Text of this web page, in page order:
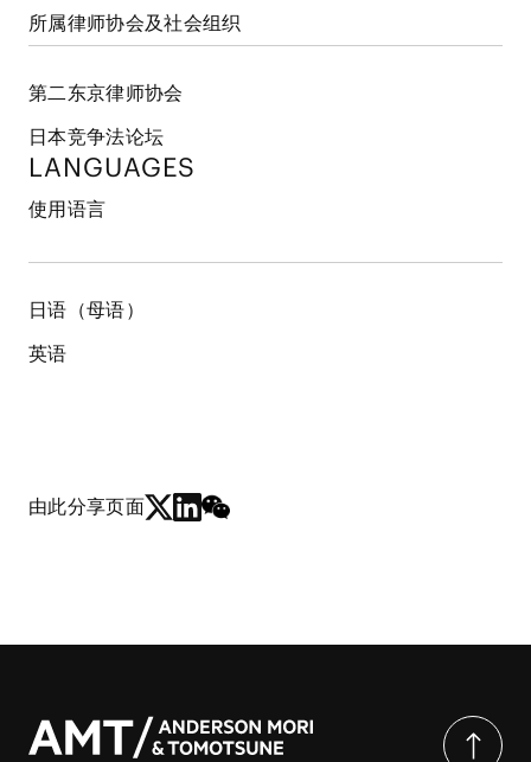
所属律师协会及社会组织
第二东京律师协会
日本竞争法论坛
LANGUAGES
使用语言
日语（母语）
英语
由此分享页面